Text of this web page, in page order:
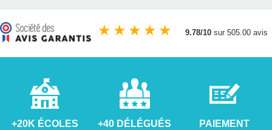
★ ★ ★ ★ ★ 9.78/10 sur 505.00 avis
+20K ÉCOLES +40 DÉLÉGUÉS PAIEMENT